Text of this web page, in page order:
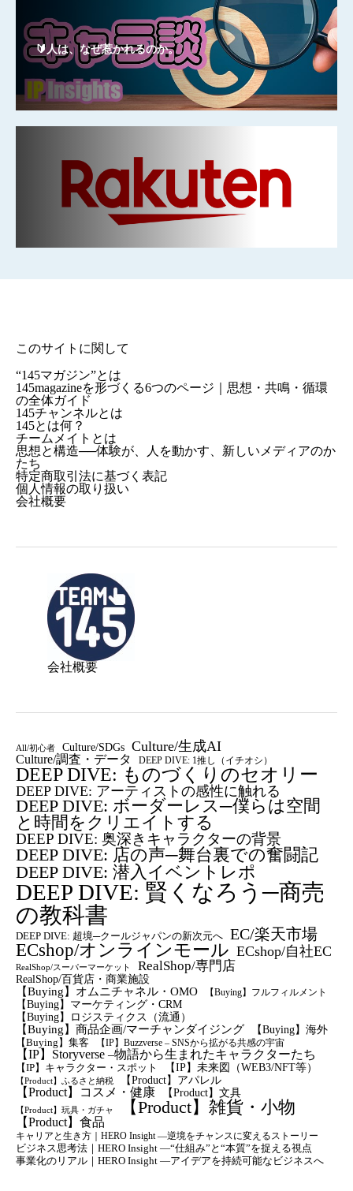
🔰人は、なぜ惹かれるのか。
このサイトに関して
“145マガジン”とは
145magazineを形づくる6つのページ｜思想・共鳴・循環
の全体ガイド
145チャンネルとは
145とは何？
チームメイトとは
思想と構造──体験が、人を動かす、新しいメディアのか
たち
特定商取引法に基づく表記
個人情報の取り扱い
会社概要
会社概要
All/初心者 Culture/SDGs Culture/生成AI
Culture/調査・データ DEEP DIVE: 1推し（イチオシ）
DEEP DIVE: ものづくりのセオリー
DEEP DIVE: アーティストの感性に触れる
DEEP DIVE: ボーダーレス─僕らは空間
と時間をクリエイトする
DEEP DIVE: 奥深きキャラクターの背景
DEEP DIVE: 店の声─舞台裏での奮闘記
DEEP DIVE: 潜入イベントレポ
DEEP DIVE: 賢くなろう─商売
の教科書
DEEP DIVE: 超境─クールジャパンの新次元へ EC/楽天市場
ECshop/オンラインモール ECshop/自社EC
RealShop/スーパーマーケット RealShop/専門店
RealShop/百貨店・商業施設
【Buying】オムニチャネル・OMO
【Buying】フルフィルメント
【Buying】マーケティング・CRM
【buying】ロジスティクス（流通）
【Buying】商品企画/マーチャンダイジング 【Buying】海外
【Buying】集客 【IP】Buzzverse – SNSから拡がる共感の宇宙
【IP】Storyverse –物語から生まれたキャラクターたち
【IP】キャラクター・スポット 【IP】未来図（WEB3/NFT等）
【Product】ふるさと納税 【Product】アパレル
【Product】コスメ・健康 【Product】文具
【Product】玩具・ガチャ 【Product】雑貨・小物
【Product】食品
キャリアと生き方｜HERO Insight —逆境をチャンスに変えるストーリー
ビジネス思考法｜HERO Insight —“仕組み”と“本質”を捉える視点
事業化のリアル｜HERO Insight —アイデアを持続可能なビジネスへ